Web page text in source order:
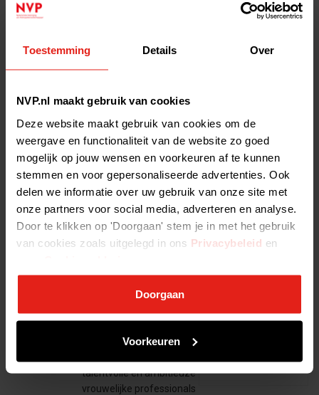
Toestemming Details Over
NVP.nl maakt gebruik van cookies
Deze website maakt gebruik van cookies om de
weergave en functionaliteit van de website zo goed
mogelijk op jouw wensen en voorkeuren af te kunnen
stemmen en voor gepersonaliseerde advertenties. Ook
delen we informatie over uw gebruik van onze site met
onze partners voor social media, adverteren en analyse.
Door te klikken op 'Doorgaan' stem je in met het gebruik
van cookies zoals uitgelegd in ons Privacybeleid en
Doorgaan
Voorkeuren
voor financieringen
2021-11-24 13:04:51
De fusie- en
overnamemarkt draait
ondanks de coronacrisis
overuren. De Nederlandse Vereniging van
Participatiemaatschappijen en de Rabobank
constateren dat er veel liquiditeit in de markt is en
er volop wordt…
Lees het volledige bericht >
Vrouwelijke investeerders aan
talentvolle en ambitieuze
vrouwelijke professionals